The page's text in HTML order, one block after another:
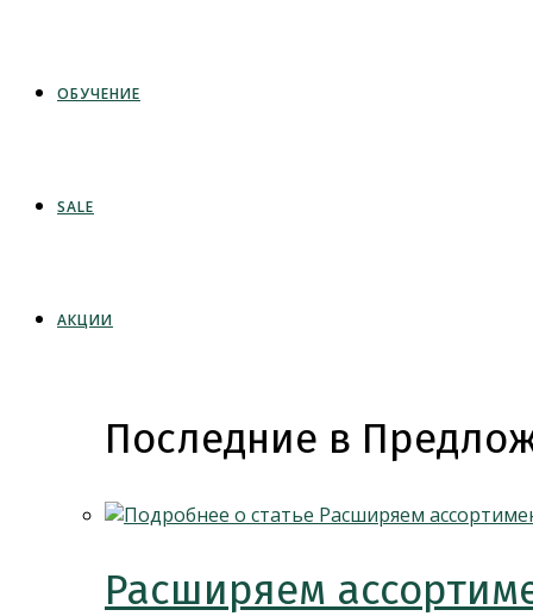
ОБУЧЕНИЕ
SALE
АКЦИИ
Последние в
Расширяем